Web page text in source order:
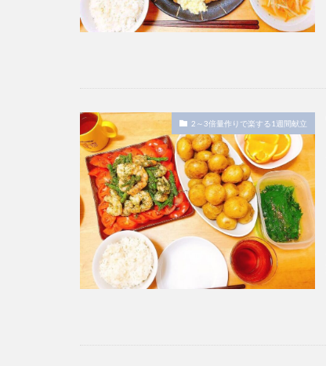
2～3倍量作りで楽する1週間献立